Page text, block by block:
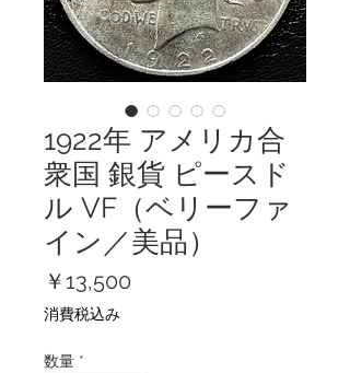
1922年 アメリカ合
衆国 銀貨 ピースド
ル VF（ベリーファ
イン／美品）
￥13,500
消費税込み
数量 *